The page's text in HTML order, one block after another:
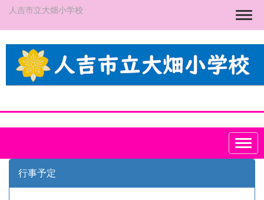
人吉市立大畑小学校
行事予定